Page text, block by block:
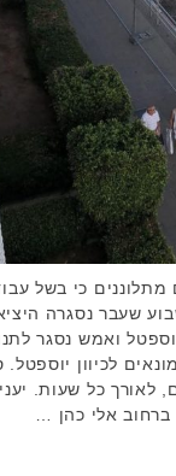
מתלוננים כי בשל
שעבר נסגרה
ואמש נסגר
לכיוון יוספטל.
לאורך כל שעות.
ברחוב אלי כהן …